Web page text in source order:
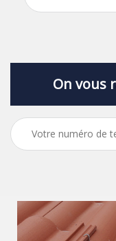
On vous